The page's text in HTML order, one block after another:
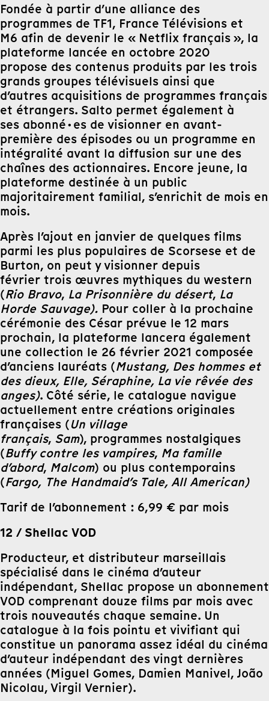
Fondée à partir d’une alliance des
programmes de TF1, France Télévisions et
M6 afin de devenir le « Netflix français », la
plateforme lancée en octobre 2020
propose des contenus produits par les trois
grands groupes télévisuels ainsi que
d’autres acquisitions de programmes français
et étrangers. Salto permet également à
ses abonné·es de visionner en avant-
première des épisodes ou un programme en
intégralité avant la diffusion sur une des
chaînes des actionnaires. Encore jeune, la
plateforme destinée à un public
majoritairement familial, s’enrichit de mois en
mois.
Après l’ajout en janvier de quelques films
parmi les plus populaires de Scorsese et de
Burton, on peut y visionner depuis
février trois œuvres mythiques du western
(Rio Bravo, La Prisonnière du désert, La
Horde Sauvage). Pour coller à la prochaine
cérémonie des César prévue le 12 mars
prochain, la plateforme lancera également
une collection le 26 février 2021 composée
d’anciens lauréats (Mustang, Des hommes et
des dieux, Elle, Séraphine, La vie rêvée des
anges). Côté série, le catalogue navigue
actuellement entre créations originales
françaises (Un village
français, Sam), programmes nostalgiques
(Buffy contre les vampires, Ma famille
d’abord, Malcom) ou plus contemporains
(Fargo, The Handmaid’s Tale, All American)
Tarif de l’abonnement : 6,99 € par mois
12 / Shellac VOD
Producteur, et distributeur marseillais
spécialisé dans le cinéma d’auteur
indépendant, Shellac propose un abonnement
VOD comprenant douze films par mois avec
trois nouveautés chaque semaine. Un
catalogue à la fois pointu et vivifiant qui
constitue un panorama assez idéal du cinéma
d’auteur indépendant des vingt dernières
années (Miguel Gomes, Damien Manivel, João
Nicolau, Virgil Vernier).